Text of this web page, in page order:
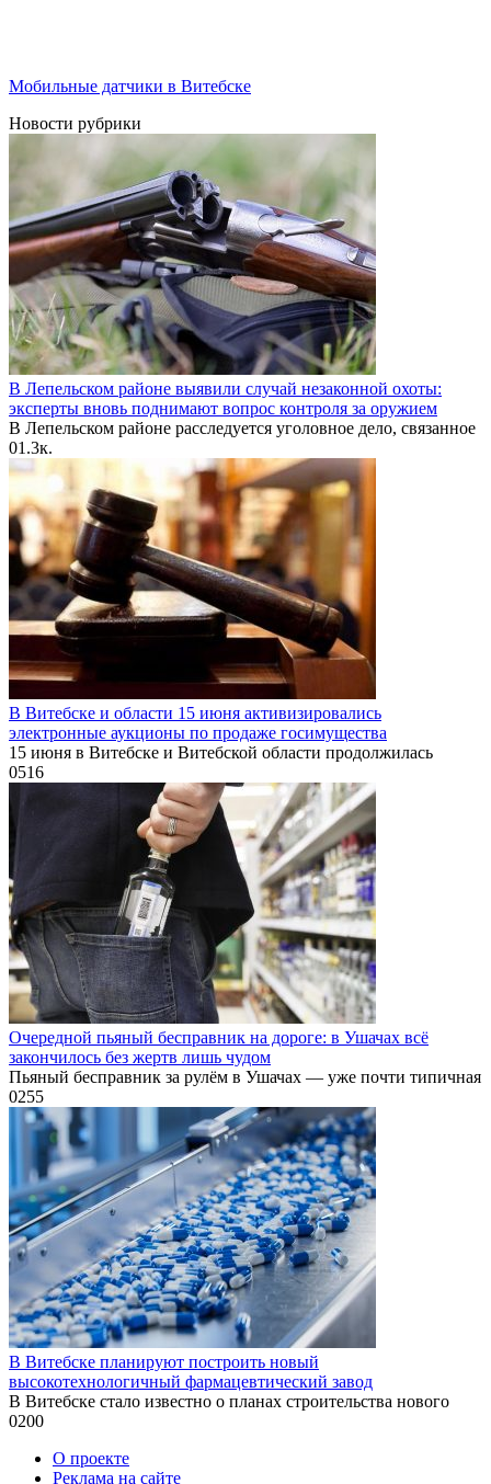
Мобильные датчики в Витебске
Новости рубрики
В Лепельском районе выявили случай незаконной охоты:
эксперты вновь поднимают вопрос контроля за оружием
В Лепельском районе расследуется уголовное дело, связанное
01.3к.
В Витебске и области 15 июня активизировались
электронные аукционы по продаже госимущества
15 июня в Витебске и Витебской области продолжилась
0516
Очередной пьяный бесправник на дороге: в Ушачах всё
закончилось без жертв лишь чудом
Пьяный бесправник за рулём в Ушачах — уже почти типичная
0255
В Витебске планируют построить новый
высокотехнологичный фармацевтический завод
В Витебске стало известно о планах строительства нового
0200
О проекте
Реклама на сайте